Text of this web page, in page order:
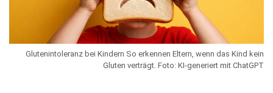
Glutenintoleranz bei Kindern So erkennen Eltern, wenn das Kind kein
Gluten verträgt. Foto: KI-generiert mit ChatGPT